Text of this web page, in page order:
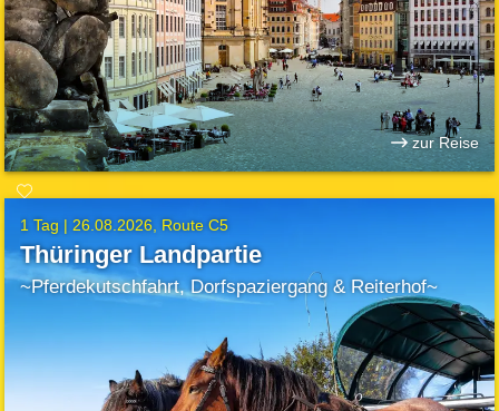
zur Reise
1 Tag | 26.08.2026 Route C5
Thüringer Landpartie
~Pferdekutschfahrt, Dorfspaziergang & Reiterhof~